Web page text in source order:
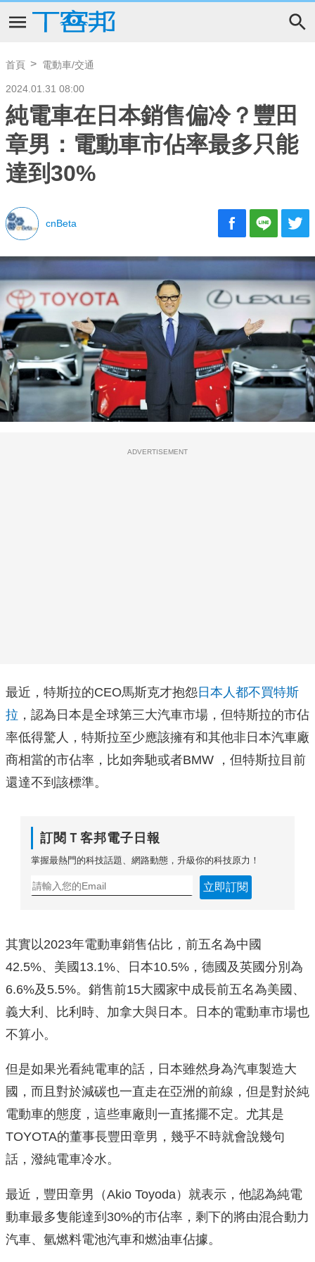
首頁 電動車/交通
2024.01.31 08:00
純電車在日本銷售偏冷？豐田
章男：電動車市佔率最多只能
達到30%
cnBeta
ADVERTISEMENT
最近，特斯拉的CEO馬斯克才抱怨日本人都不買特斯
拉 ，認為日本是全球第三大汽車市場，但特斯拉的市佔
率低得驚人，特斯拉至少應該擁有和其他非日本汽車廠
商相當的市佔率，比如奔馳或者BMW ，但特斯拉目前
還達不到該標準。
訂閱Ｔ客邦電子日報
掌握最熱門的科技話題、網路動態，升級你的科技原力！
立即訂閱
其實以2023年電動車銷售佔比，前五名為中國
42.5%、美國13.1%、日本10.5%，德國及英國分別為
6.6%及5.5%。銷售前15大國家中成長前五名為美國、
義大利、比利時、加拿大與日本。日本的電動車市場也
不算小。
但是如果光看純電車的話，日本雖然身為汽車製造大
國，而且對於減碳也一直走在亞洲的前線，但是對於純
電動車的態度，這些車廠則一直搖擺不定。尤其是
TOYOTA的董事長豐田章男，幾乎不時就會說幾句
話，潑純電車冷水。
最近，豐田章男（Akio Toyoda）就表示，他認為純電
動車最多隻能達到30%的市佔率，剩下的將由混合動力
汽車、氫燃料電池汽車和燃油車佔據。